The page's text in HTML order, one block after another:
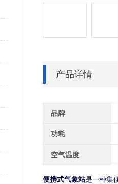
产品详情
品牌
功耗
空气温度
便携式气象站是一种集